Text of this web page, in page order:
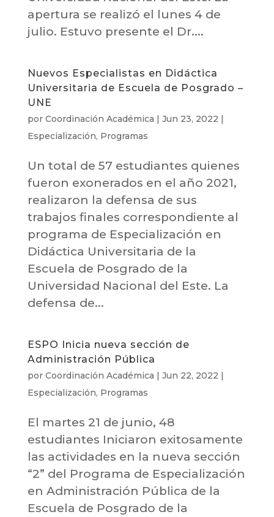
apertura se realizó el lunes 4 de
julio. Estuvo presente el Dr....
Nuevos Especialistas en Didáctica
Universitaria de Escuela de Posgrado –
UNE
por Coordinación Académica | Jun 23, 2022 |
Especialización, Programas
Un total de 57 estudiantes quienes
fueron exonerados en el año 2021,
realizaron la defensa de sus
trabajos finales correspondiente al
programa de Especialización en
Didáctica Universitaria de la
Escuela de Posgrado de la
Universidad Nacional del Este. La
defensa de...
ESPO Inicia nueva sección de
Administración Pública
por Coordinación Académica | Jun 22, 2022 |
Especialización, Programas
El martes 21 de junio, 48
estudiantes Iniciaron exitosamente
las actividades en la nueva sección
“2” del Programa de Especialización
en Administración Pública de la
Escuela de Posgrado de la